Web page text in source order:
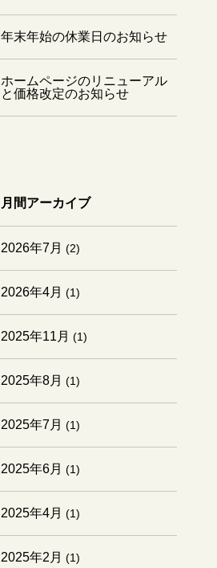
年末年始の休業日のお知らせ
ホームページのリニューアル
と価格改定のお知らせ
月間アーカイブ
2026年7月 (2)
2026年4月 (1)
2025年11月 (1)
2025年8月 (1)
2025年7月 (1)
2025年6月 (1)
2025年4月 (1)
2025年2月 (1)